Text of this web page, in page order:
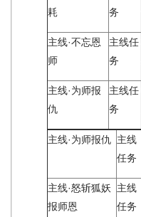
耗
务
主线·不忘恩
师
主线任
务
主线·为师报
仇
主线任
务
主线·为师报仇 主线
任务
主线·怒斩狐妖
报师恩
主线
任务